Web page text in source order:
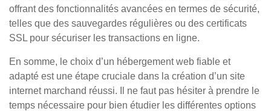
offrant des fonctionnalités avancées en termes de sécurité,
telles que des sauvegardes régulières ou des certificats
SSL pour sécuriser les transactions en ligne.
En somme, le choix d’un hébergement web fiable et
adapté est une étape cruciale dans la création d’un site
internet marchand réussi. Il ne faut pas hésiter à prendre le
temps nécessaire pour bien étudier les différentes options